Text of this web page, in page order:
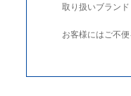
取り扱いブラン
お客様にはご不